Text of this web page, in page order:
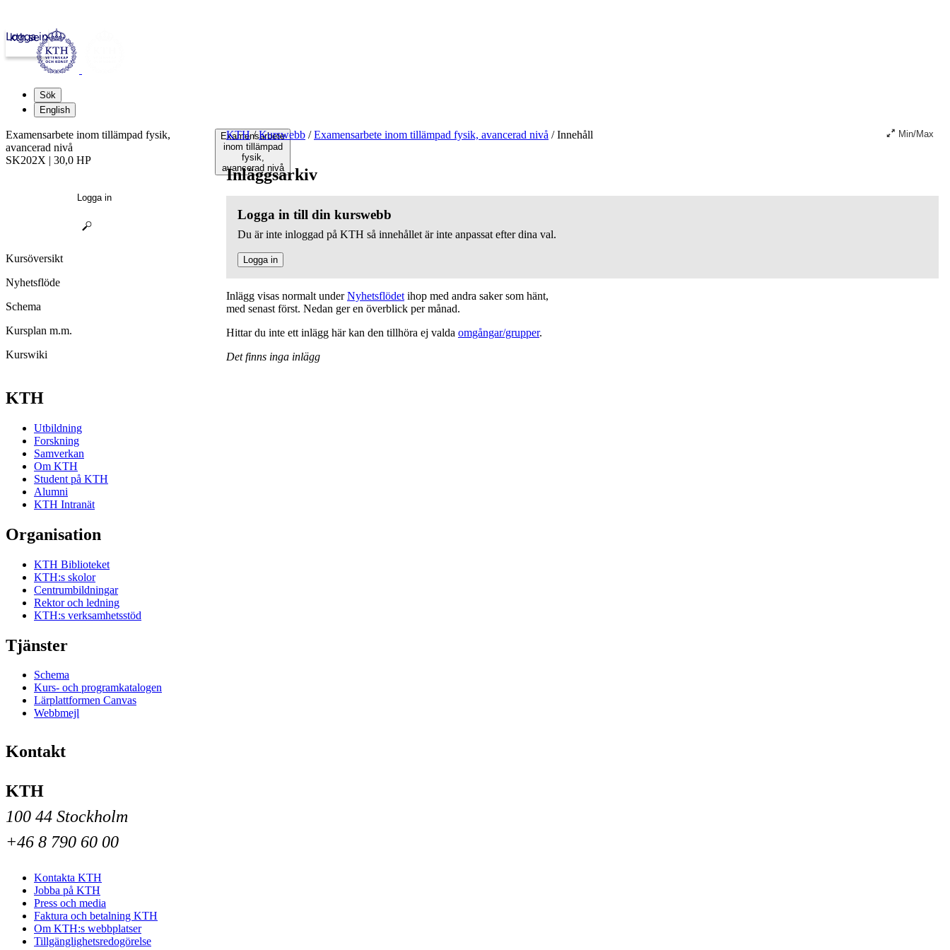
kth.se
Logga in
Sök
English
Examensarbete
inom tillämpad
fysik,
avancerad nivå
KTH / Kurswebb / Examensarbete inom tillämpad fysik, avancerad nivå /Innehåll Min/Max
Inläggsarkiv
Logga in till din kurswebb
Du är inte inloggad på KTH så innehållet är inte anpassat efter dina val.
Logga in
Inlägg visas normalt underNyhetsflödet ihop med andra saker som hänt,
med senast först. Nedan ger en överblick per månad.
Hittar du inte ett inlägg här kan den tillhöra ej valda omgångar/grupper.
Det finns inga inlägg
Examensarbete inom tillämpad fysik,
avancerad nivå
SK202X | 30,0 HP
Logga in
Kursöversikt
Nyhetsflöde
Schema
Kursplan m.m.
Kurswiki
KTH
Utbildning
Forskning
Samverkan
Om KTH
Student på KTH
Alumni
KTH Intranät
Organisation
KTH Biblioteket
KTH:s skolor
Centrumbildningar
Rektor och ledning
KTH:s verksamhetsstöd
Tjänster
Schema
Kurs- och programkatalogen
Lärplattformen Canvas
Webbmejl
Kontakt
KTH
100 44 Stockholm
+46 8 790 60 00
Kontakta KTH
Jobba på KTH
Press och media
Faktura och betalning KTH
Om KTH:s webbplatser
Tillgänglighetsredogörelse